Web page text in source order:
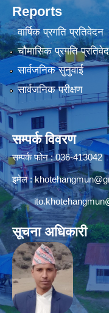
Reports
वार्षिक प्रगति प्रतिवेदन
चौमासिक प्रगति
सार्वजनिक सुनुवाई
सार्वजनिक परीक्षण
सम्पर्क विवरण
सम्पर्क फोन : 036-413042
इमेल :
सूचना अधिकारी